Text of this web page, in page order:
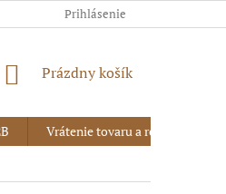
Prihlásenie
NÁKUPNÝ
Prázdny košík
Vrátenie tovaru a reklamácia